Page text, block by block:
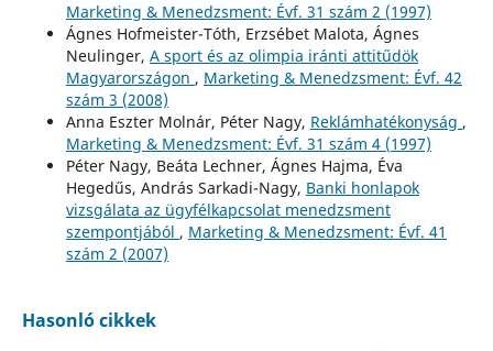
Marketing & Menedzsment: Évf. 31 szám 2 (1997)
Ágnes Hofmeister-Tóth, Erzsébet Malota, Ágnes
Neulinger, A sport és az olimpia iránti attitűdök
Magyarországon , Marketing & Menedzsment: Évf. 42
szám 3 (2008)
Anna Eszter Molnár, Péter Nagy, Reklámhatékonyság ,
Marketing & Menedzsment: Évf. 31 szám 4 (1997)
Péter Nagy, Beáta Lechner, Ágnes Hajma, Éva
Hegedűs, András Sarkadi-Nagy, Banki honlapok
vizsgálata az ügyfélkapcsolat menedzsment
szempontjából , Marketing & Menedzsment: Évf. 41
szám 2 (2007)
Hasonló cikkek